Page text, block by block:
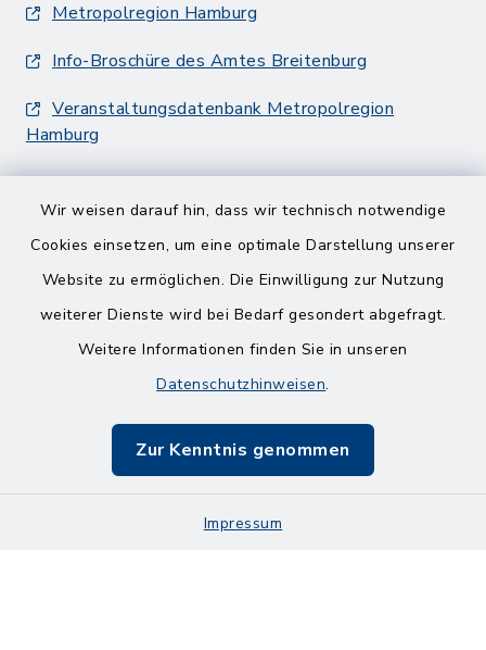
Wir weisen darauf hin, dass wir technisch notwendige
Cookies einsetzen, um eine optimale Darstellung unserer
Website zu ermöglichen. Die Einwilligung zur Nutzung
weiterer Dienste wird bei Bedarf gesondert abgefragt.
Weitere Informationen finden Sie in unseren
Datenschutzhinweisen.
Zur Kenntnis genommen
Impressum
Metropolregion Hamburg
Info-Broschüre des Amtes Breitenburg
Veranstaltungsdatenbank Metropolregion
Hamburg
Barrierefreiheit
Datenschutz
Impressum